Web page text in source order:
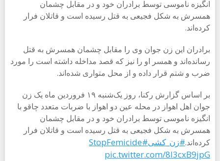
انگیزه ناموسی توسط برادران خود و در مقابل چشمان
همسرش به شکل فجیعی به قتل رسیده است و قاتلان فرار
کرده‌اند.
برادران این زن جوان وی را مقابل چشمان همسرش به قتل
رسانده‌اند و همسر او را نیز که قصد مداخله داشته است را مورد
ضرب و شتم قرار داده و از محل متواری شده‌اند.
بر اساس گزارش رکنا، روز یک‌شنبه ۱۹ فروردین ماه یک زن
جوان اهل اهواز در محله عین دو اهواز با ضربات متعدد چاقو با
انگیزه ناموسی توسط برادران خود و در مقابل چشمان
همسرش به شکل فجیعی به قتل رسیده است و قاتلان فرار
کرده‌اند.#زن_کشی#StopFemicide
pic.twitter.com/8I3cxB9jpG